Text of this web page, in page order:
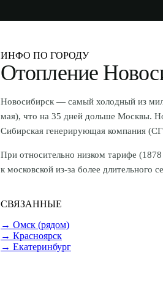
ИНФО ПО ГОРОДУ
Отопление
Новосибирск — самый холодный из
мая), что на 35 дней дольше Москвы.
Сибирская генерирующая компания
При относительно низком тарифе (1878
к московской из-за более длительного
СВЯЗАННЫЕ
→ Омск (рядом)
→ Красноярск
→ Екатеринбург